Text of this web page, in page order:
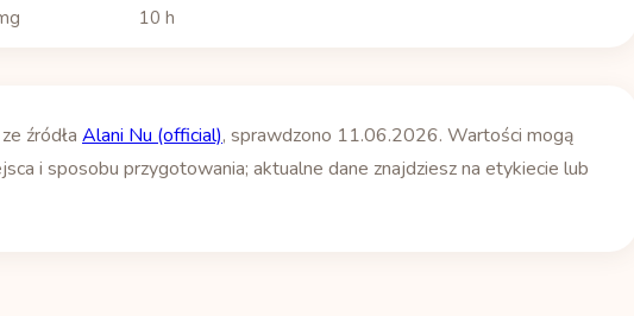
10 h
źródła Alani Nu (official), sprawdzono 11.06.2026. Wartości mogą
i sposobu przygotowania; aktualne dane znajdziesz na etykiecie lub